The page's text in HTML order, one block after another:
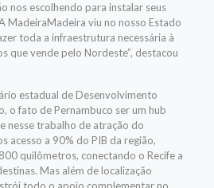
nos escolhendo para instalar seus
MadeiraMadeira viu no nosso Estado
toda a infraestrutura necessária à
que vende pelo Nordeste”, destacou
estadual de Desenvolvimento
o fato de Pernambuco ser um hub
nesse trabalho de atração do
acesso a 90% do PIB da região,
quilômetros, conectando o Recife a
Mas além de localização